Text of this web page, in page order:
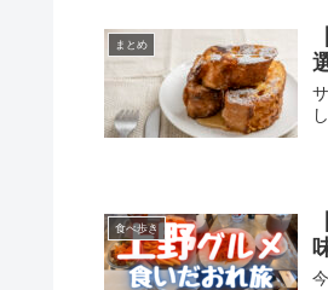
まとめ
食べ歩き